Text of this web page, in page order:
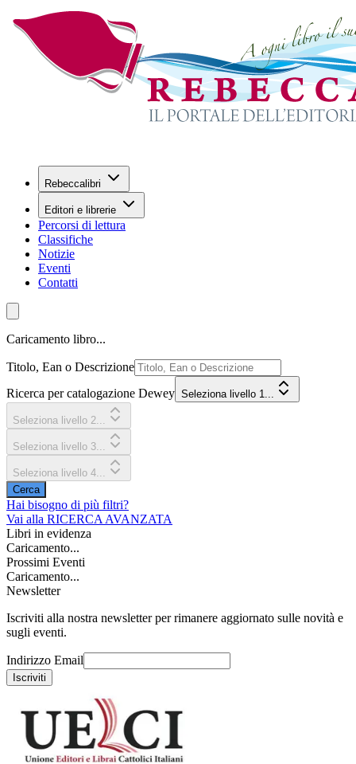
Rebeccalibri
Editori e librerie
Percorsi di lettura
Classifiche
Notizie
Eventi
Contatti
Caricamento libro...
Titolo, Ean o Descrizione
Ricerca per catalogazione Dewey Seleziona livello 1...
Seleziona livello 2...
Seleziona livello 3...
Seleziona livello 4...
Cerca
Hai bisogno di più filtri?
Vai alla RICERCA AVANZATA
Libri in evidenza
Caricamento...
Prossimi Eventi
Caricamento...
Newsletter
Iscriviti alla nostra newsletter per rimanere aggiornato sulle novità e
sugli eventi.
Indirizzo Email
Iscriviti